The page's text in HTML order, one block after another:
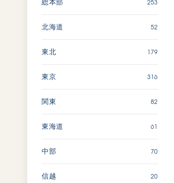
ファーレ」 関西吹奏楽団
文化
総本部 253
北海道 52
東北 179
東京 316
関東 82
東海道 61
中部 70
信越 20